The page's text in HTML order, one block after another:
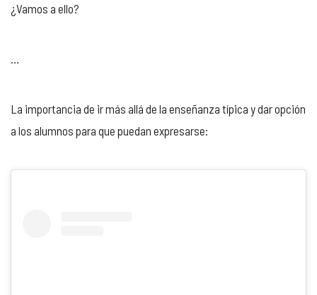
¿Vamos a ello?
La importancia de ir más allá de la enseñanza típica y dar opción
a los alumnos para que puedan expresarse: